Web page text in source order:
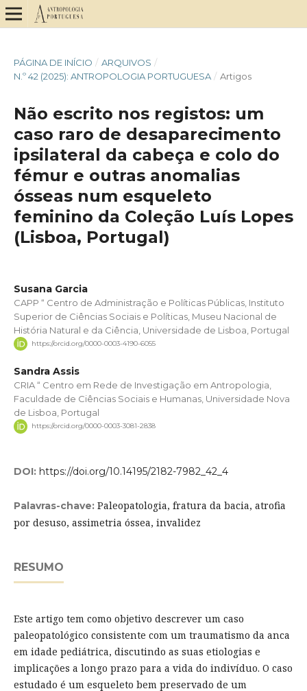
PÁGINA DE INÍCIO / ARQUIVOS /
N.º 42 (2025): ANTROPOLOGIA PORTUGUESA / Artigos
Não escrito nos registos: um
caso raro de desaparecimento
ipsilateral da cabeça e colo do
fémur e outras anomalias
ósseas num esqueleto
feminino da Coleção Luís Lopes
(Lisboa, Portugal)
Susana Garcia
CAPP “ Centro de Administração e Políticas Públicas, Instituto
Superior de Ciências Sociais e Políticas, Museu Nacional de
História Natural e da Ciência, Universidade de Lisboa, Portugal
https://orcid.org/0000-0003-4190-6055
Sandra Assis
CRIA “ Centro em Rede de Investigação em Antropologia,
Faculdade de Ciências Sociais e Humanas, Universidade Nova
de Lisboa, Portugal
https://orcid.org/0000-0003-3081-2838
DOI: https://doi.org/10.14195/2182-7982_42_4
Palavras-chave: Paleopatologia, fratura da bacia, atrofia
por desuso, assimetria óssea, invalidez
RESUMO
Este artigo tem como objetivo descrever um caso
paleopatológico consistente com um traumatismo da anca
em idade pediátrica, discutindo as suas etiologias e
implicações a longo prazo para a vida do indivíduo. O caso
estudado é um esqueleto bem preservado de um